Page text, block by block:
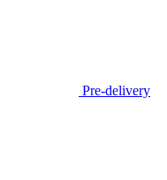
Pre-delivery